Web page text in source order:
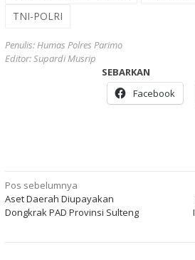
TNI-POLRI
Penulis: Humas Polres Parimo
Editor: Supardi Musrip
SEBARKAN
Facebook
Navigasi
pos
Pos sebelumnya
Aset Daerah Diupayakan
Dongkrak PAD Provinsi Sulteng